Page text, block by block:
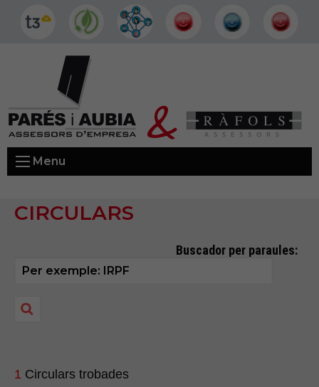
Menu
CIRCULARS
Buscador per paraules:
1 Circulars trobades